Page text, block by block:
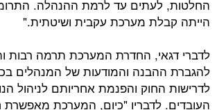
עד לרמת ההנהלה. התרומה המידית
מערכת עקבית ושיטתית."
החדרת המערכת תרמה רבות והובילה
והמודעות של המנהלים בכל הקשור
והפנמת אחריותם לניהול הנוכחות של
"כיום, המערכת מאפשרת חישוב